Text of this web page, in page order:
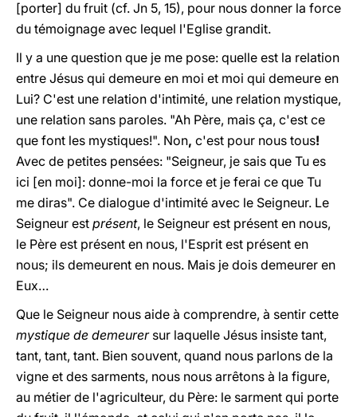
[porter] du fruit (cf. Jn 5, 15), pour nous donner la force
du témoignage avec lequel l'Eglise grandit.
Il y a une question que je me pose: quelle est la relation
entre Jésus qui demeure en moi et moi qui demeure en
Lui? C'est une relation d'intimité, une relation mystique,
une relation sans paroles. "Ah Père, mais ça, c'est ce
que font les mystiques!". Non, c'est pour nous tous!
Avec de petites pensées: "Seigneur, je sais que Tu es
ici [en moi]: donne-moi la force et je ferai ce que Tu
me diras". Ce dialogue d'intimité avec le Seigneur. Le
Seigneur est présent, le Seigneur est présent en nous,
le Père est présent en nous, l'Esprit est présent en
nous; ils demeurent en nous. Mais je dois demeurer en
Eux…
Que le Seigneur nous aide à comprendre, à sentir cette
mystique de demeurersur laquelle Jésus insiste tant,
tant, tant, tant. Bien souvent, quand nous parlons de la
vigne et des sarments, nous nous arrêtons à la figure,
au métier de l'agriculteur, du Père: le sarment qui porte